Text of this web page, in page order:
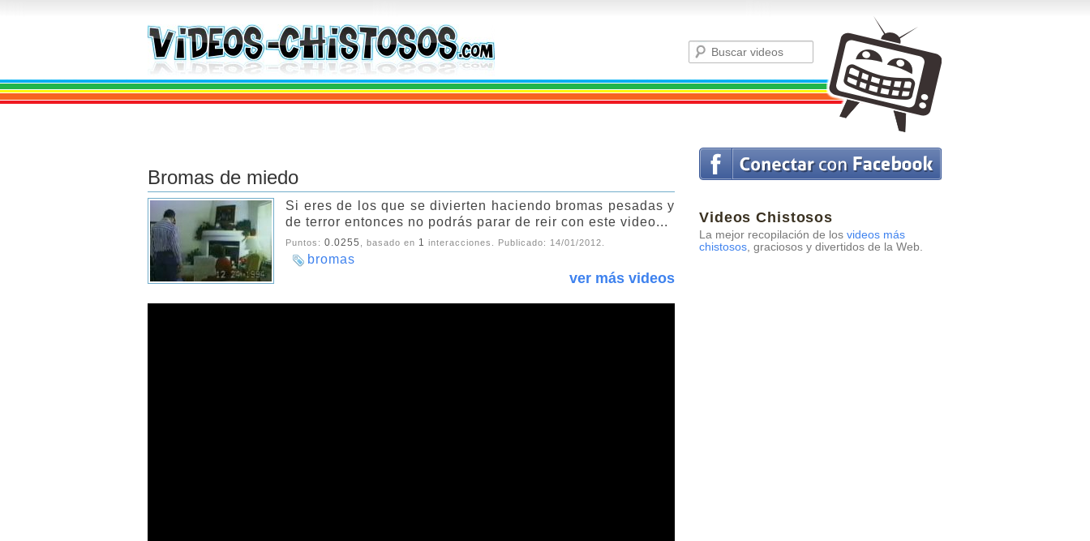
Videos Chistosos
La mejor recopilación de los videos más
chistosos, graciosos y divertidos de la Web.
Bromas de miedo
Si eres de los que se divierten haciendo bromas pesadas y
de terror entonces no podrás parar de reir con este video...
Puntos: 0.0255 , basado en 1 interacciones. Publicado: 14/01/2012
bromas
ver más videos